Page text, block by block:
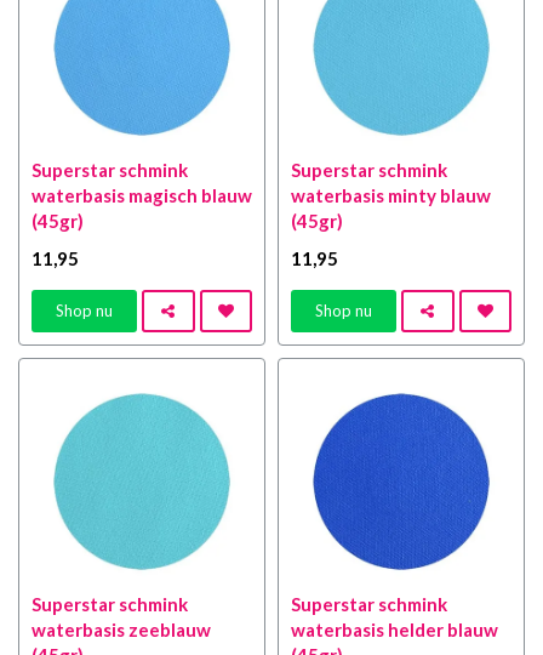
Superstar schmink
waterbasis magisch blauw
(45gr)
11,95
Shop nu
Superstar schmink
waterbasis minty blauw
(45gr)
11,95
Shop nu
Superstar schmink
waterbasis zeeblauw
Superstar schmink
waterbasis helder blauw